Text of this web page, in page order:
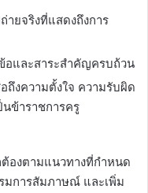
ายจริงที่แสดงถึงการ
อและสาระสำคัญครบถ้วน
ถึงความตั้งใจ ความรับผิด
นข้าราชการครู
ต้องตามแนวทางที่กำหนด
มการสัมภาษณ์ และเพิ่ม